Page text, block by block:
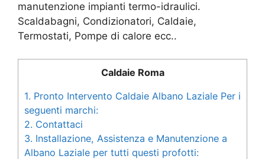
manutenzione impianti termo-idraulici.
Scaldabagni, Condizionatori, Caldaie,
Termostati, Pompe di calore ecc..
Caldaie Roma
1. Pronto Intervento Caldaie Albano Laziale Per i
seguenti marchi:
2. Contattaci
3. Installazione, Assistenza e Manutenzione a
Albano Laziale per tutti questi profotti: